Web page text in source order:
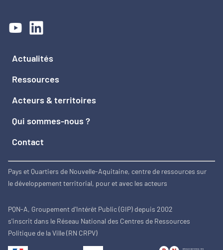
Actualités
Ressources
Acteurs & territoires
Qui sommes-nous ?
Contact
Pays et Quartiers de Nouvelle-Aquitaine, centre de ressources sur
le développement territorial, pour et avec les acteurs
PQN-A, Groupement d'Intérêt Public (GIP) depuis 2002
s'inscrit dans le Réseau National des Centres de Ressources
Politique de la Ville (RN CRPV)